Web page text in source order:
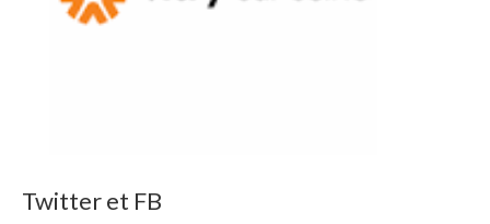
Twitter et FB